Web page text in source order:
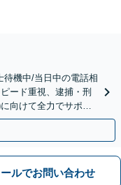
待機中/当日中の電話相
ード重視、逮捕・刑
向けて全力でサポー
ールでお問い合わせ